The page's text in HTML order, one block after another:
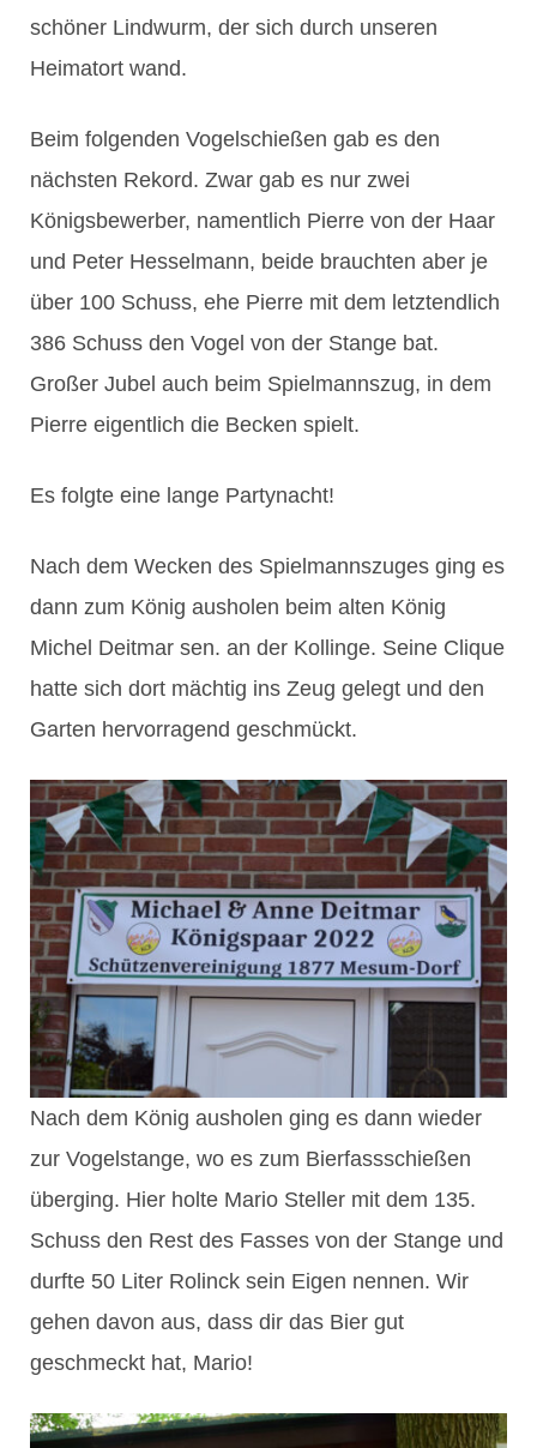
schöner Lindwurm, der sich durch unseren
Heimatort wand.
Beim folgenden Vogelschießen gab es den
nächsten Rekord. Zwar gab es nur zwei
Königsbewerber, namentlich Pierre von der Haar
und Peter Hesselmann, beide brauchten aber je
über 100 Schuss, ehe Pierre mit dem letztendlich
386 Schuss den Vogel von der Stange bat.
Großer Jubel auch beim Spielmannszug, in dem
Pierre eigentlich die Becken spielt.
Es folgte eine lange Partynacht!
Nach dem Wecken des Spielmannszuges ging es
dann zum König ausholen beim alten König
Michel Deitmar sen. an der Kollinge. Seine Clique
hatte sich dort mächtig ins Zeug gelegt und den
Garten hervorragend geschmückt.
Nach dem König ausholen ging es dann wieder
zur Vogelstange, wo es zum Bierfassschießen
überging. Hier holte Mario Steller mit dem 135.
Schuss den Rest des Fasses von der Stange und
durfte 50 Liter Rolinck sein Eigen nennen. Wir
gehen davon aus, dass dir das Bier gut
geschmeckt hat, Mario!